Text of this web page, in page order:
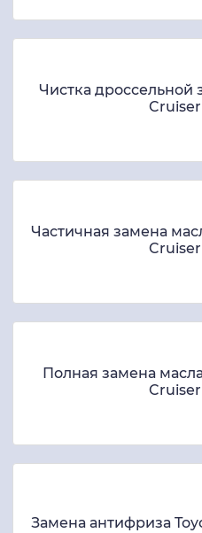
Чистка дроссельной
Частичная замена
Полная замена
Замена антифриза